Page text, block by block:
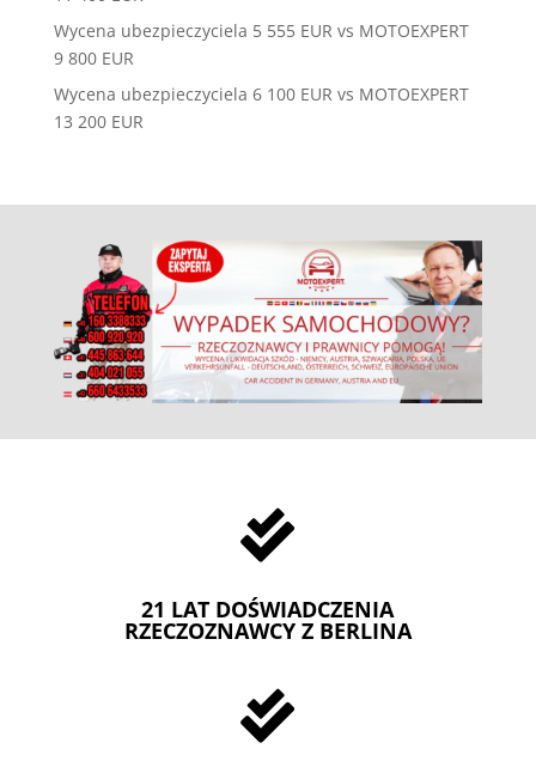
Wycena ubezpieczyciela 5 555 EUR vs MOTOEXPERT
9 800 EUR
Wycena ubezpieczyciela 6 100 EUR vs MOTOEXPERT
13 200 EUR

21 LAT DOŚWIADCZENIA
RZECZOZNAWCY Z BERLINA
